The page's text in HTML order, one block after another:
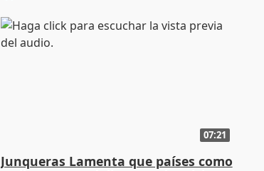
07:21
Junqueras Lamenta que países como